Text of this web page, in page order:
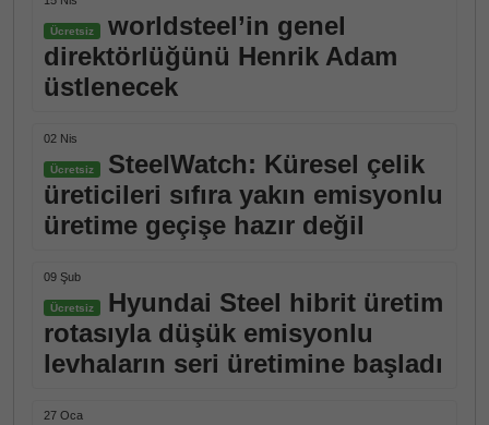
Ücretsiz
worldsteel’in genel
direktörlüğünü Henrik Adam
üstlenecek
02 Nis
Ücretsiz
SteelWatch: Küresel çelik
üreticileri sıfıra yakın emisyonlu
üretime geçişe hazır değil
09 Şub
Ücretsiz
Hyundai Steel hibrit üretim
rotasıyla düşük emisyonlu
levhaların seri üretimine başladı
27 Oca